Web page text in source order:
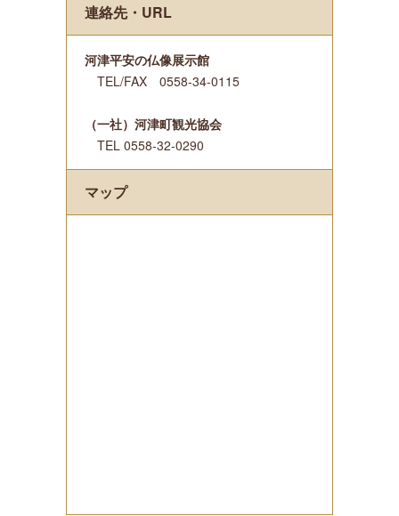
連絡先・URL
河津平安の仏像展示館
TEL/FAX 0558-34-0115
（一社）河津町観光協会
TEL 0558-32-0290
マップ